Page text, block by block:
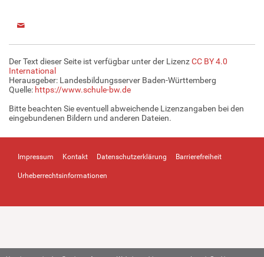
Der Text dieser Seite ist verfügbar unter der LizenzCC BY 4.0
International
Herausgeber: Landesbildungsserver Baden-Württemberg
Quelle: https://www.schule-bw.de
Bitte beachten Sie eventuell abweichende Lizenzangaben bei den
eingebundenen Bildern und anderen Dateien.
Impressum Kontakt Datenschutzerklärung Barrierefreiheit
Urheberrechtsinformationen